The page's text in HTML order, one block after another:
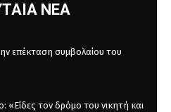
ΝΕΑ
επέκταση συμβολαίου του
«Είδες τον δρόμο του νικητή και